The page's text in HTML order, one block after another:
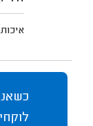
איכות